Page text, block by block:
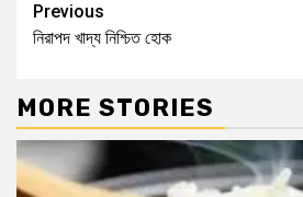
Previous
নিরাপদ খাদ্য নিশ্চিত হোক
MORE STORIES